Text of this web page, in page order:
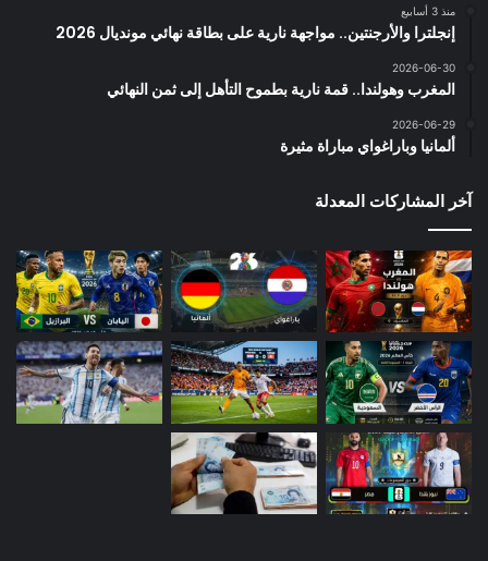
منذ 3 أسابيع
إنجلترا والأرجنتين.. مواجهة نارية على بطاقة نهائي مونديال 2026
2026-06-30
المغرب وهولندا.. قمة نارية بطموح التأهل إلى ثمن النهائي
2026-06-29
ألمانيا وباراغواي مباراة مثيرة
آخر المشاركات المعدلة